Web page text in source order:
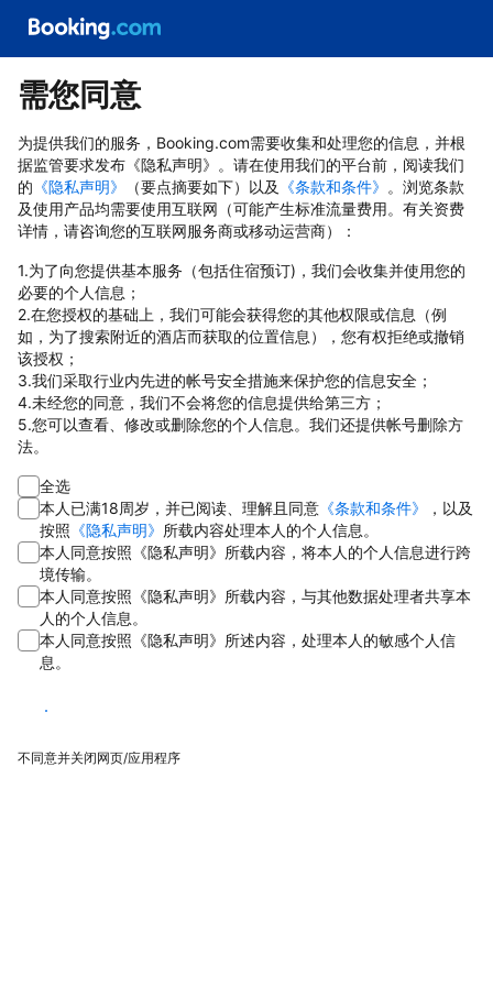
需您同意
为提供我们的服务，Booking.com需要收集和处理您的信息，并根
据监管要求发布《隐私声明》。请在使用我们的平台前，阅读我们
的 《隐私声明》 （要点摘要如下）以及 《条款和条件》 。浏览条款
及使用产品均需要使用互联网（可能产生标准流量费用。有关资费
详情，请咨询您的互联网服务商或移动运营商）：
1.为了向您提供基本服务（包括住宿预订)，我们会收集并使用您的
必要的个人信息；
2.在您授权的基础上，我们可能会获得您的其他权限或信息（例
如，为了搜索附近的酒店而获取的位置信息），您有权拒绝或撤销
该授权；
3.我们采取行业内先进的帐号安全措施来保护您的信息安全；
4.未经您的同意，我们不会将您的信息提供给第三方；
5.您可以查看、修改或删除您的个人信息。我们还提供帐号删除方
法。
全选
本人已满18周岁，并已阅读、理解且同意 《条款和条件》
，以及
按照 《隐私声明》 所载内容处理本人的个人信息。
本人同意按照《隐私声明》所载内容，将本人的个人信息进行跨
境传输。
本人同意按照《隐私声明》所载内容，与其他数据处理者共享本
人的个人信息。
本人同意按照《隐私声明》所述内容，处理本人的敏感个人信
息。
同意
不同意并关闭网页/应用程序